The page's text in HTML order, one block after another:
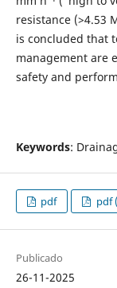
resistance (>4.53
is concluded that
management are
safety and
Keywords:
pdf pdf
Publicado
26-11-2025